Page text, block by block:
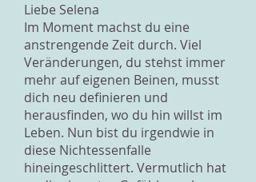
Liebe Selena
Im Moment machst du eine
anstrengende Zeit durch. Viel
Veränderungen, du stehst immer
mehr auf eigenen Beinen, musst
dich neu definieren und
herausfinden, wo du hin willst im
Leben. Nun bist du irgendwie in
diese Nichtessenfalle
hineingeschlittert. Vermutlich hat